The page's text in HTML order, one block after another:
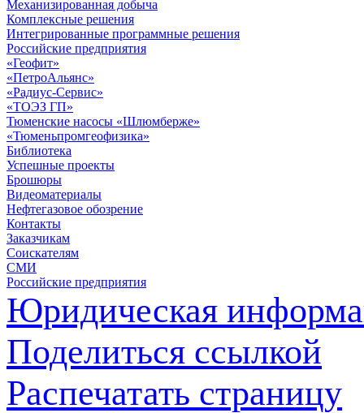
Механизированная добыча
Комплексные решения
Интегрированные программные решения
Российские предприятия
«Геофит»
«ПетроАльянс»
«Радиус-Сервис»
«ТОЭЗ ГП»
Тюменские насосы «Шлюмберже»
«Тюменьпромгеофизика»
Библиотека
Успешные проекты
Брошюры
Видеоматериалы
Нефтегазовое обозрение
Контакты
Заказчикам
Соискателям
СМИ
Российские предприятия
Юридическая
Поделиться ссылкой
Распечатать страницу